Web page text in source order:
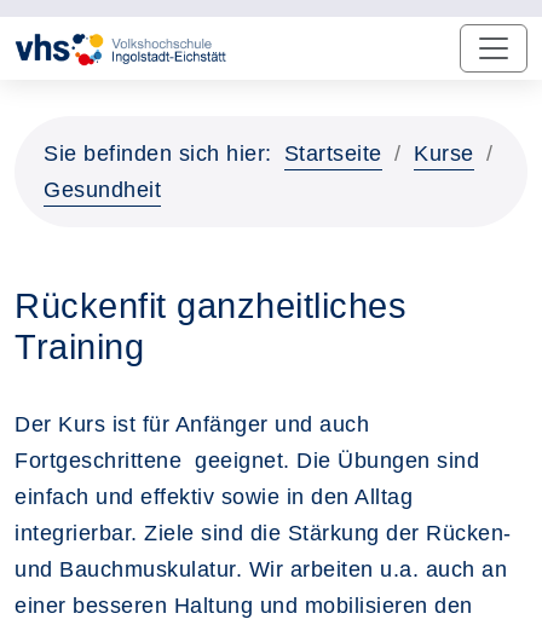
Sie befinden sich hier: Startseite
Kurse
Gesundheit
Rückenfit ganzheitliches
Training
Der Kurs ist für Anfänger und auch
Fortgeschrittene geeignet. Die Übungen sind
einfach und effektiv sowie in den Alltag
integrierbar. Ziele sind die Stärkung der Rücken-
und Bauchmuskulatur. Wir arbeiten u.a. auch an
einer besseren Haltung und mobilisieren den